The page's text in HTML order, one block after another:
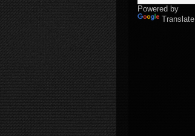
Powered by
Translate